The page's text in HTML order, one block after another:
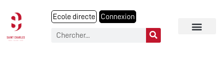
Ecole directe Connexion